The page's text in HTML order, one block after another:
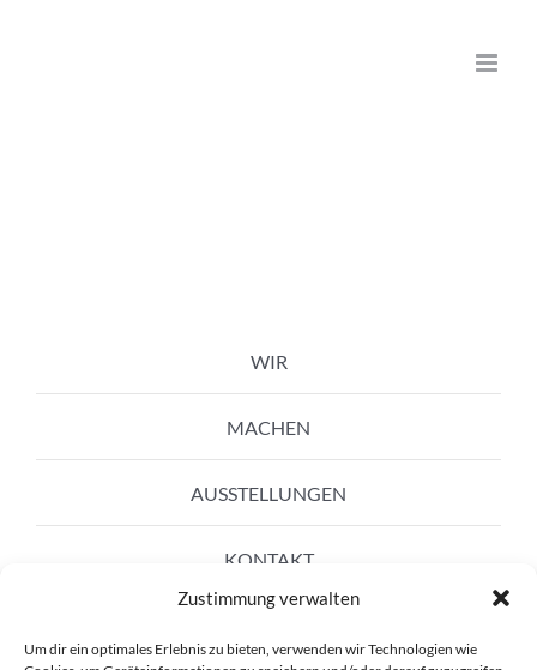
Zustimmung verwalten
Um dir ein optimales Erlebnis zu bieten, verwenden wir Technologien wie
WIR
MACHEN
AUSSTELLUNGEN
KONTAKT